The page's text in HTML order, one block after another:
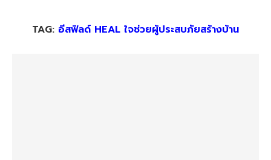
TAG: อีสฟิลด์ HEAL ใจช่วยผู้ประสบภัยสร้างบ้าน